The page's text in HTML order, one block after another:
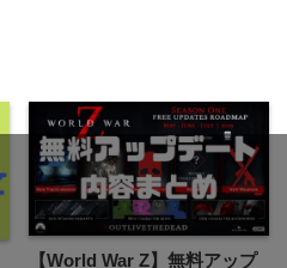
【World War Z】無料アップ